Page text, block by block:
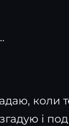
коли
згадую і